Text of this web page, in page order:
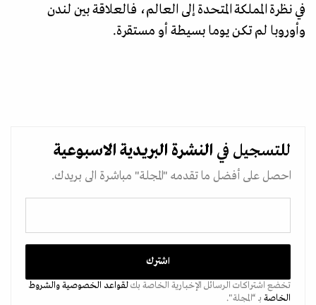
في نظرة المملكة المتحدة إلى العالم، فالعلاقة بين لندن
وأوروبا لم تكن يوما بسيطة أو مستقرة.
للتسجيل في النشرة البريدية الاسبوعية
احصل على أفضل ما تقدمه "المجلة" مباشرة الى بريدك.
تخضع اشتراكات الرسائل الإخبارية الخاصة بكلقواعد الخصوصيةوالشروط
الخاصة بـ “المجلة".